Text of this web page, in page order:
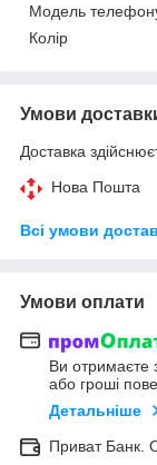
Модель
Колір
Умови
Доставка
Нова Пошта
Всі умови
Умови оплати
Ви отримаєте
або гроші
Детальніше
Приват Банк.